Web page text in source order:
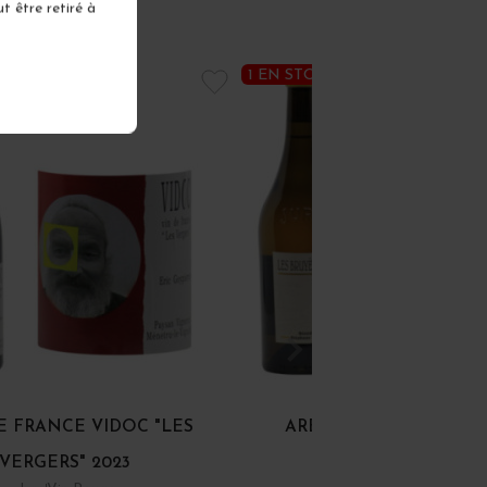
être retiré à
FRANCE VIDOC "LES
VERGERS" 2023
1 EN STOCK
ARBOIS